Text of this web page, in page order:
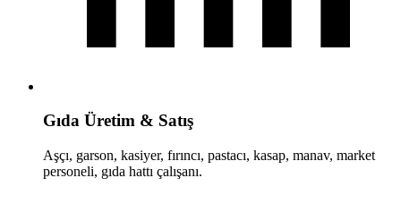
Gıda Üretim & Satış
Aşçı, garson, kasiyer, fırıncı, pastacı, kasap, manav, market
personeli, gıda hattı çalışanı.